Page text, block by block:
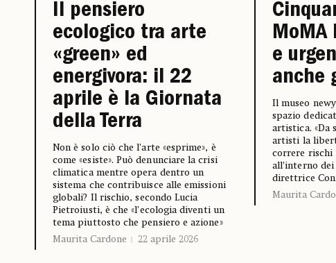
Il pensiero
ecologico tra arte
«green» ed
energivora: il 22
aprile è la Giornata
della Terra
Non è solo ciò che l’arte «esprime», è
come «esiste». Può denunciare la crisi
climatica mentre opera dentro un
sistema che contribuisce alle emissioni
globali? Il rischio, secondo Lucia
Pietroiusti, è che «l’ecologia diventi un
tema piuttosto che pensiero e azione»
Maurita Cardone
22 aprile 2026
MoMA
e
anche
Il museo
spazio
artistica. «Da
artisti la
correre rischi
all’interno dei
direttrice
Maurita